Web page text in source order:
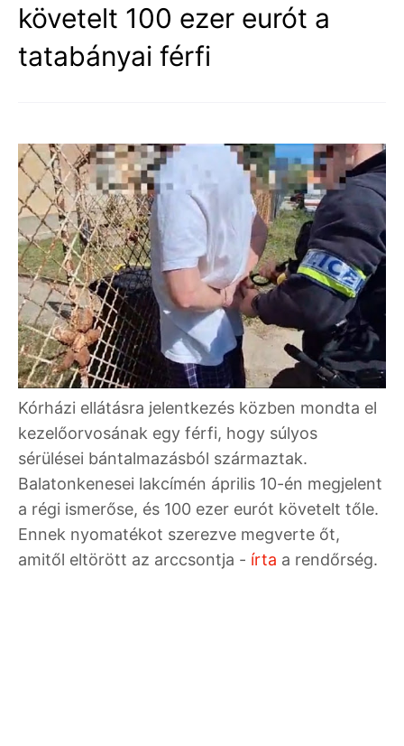
követelt 100 ezer eurót a
tatabányai férfi
Kórházi ellátásra jelentkezés közben mondta el
kezelőorvosának egy férfi, hogy súlyos
sérülései bántalmazásból származtak.
Balatonkenesei lakcímén április 10-én megjelent
a régi ismerőse, és 100 ezer eurót követelt tőle.
Ennek nyomatékot szerezve megverte őt,
amitől eltörött az arccsontja - írta a rendőrség.